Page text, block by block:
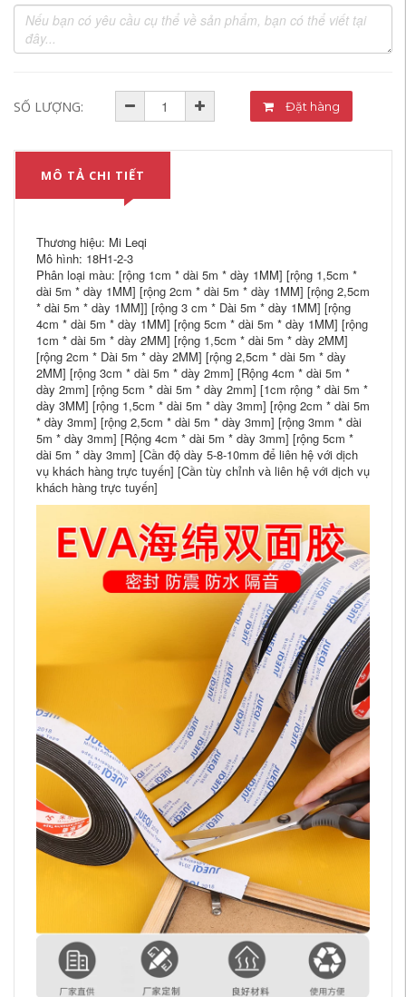
SỐ LƯỢNG: Đặt hàng
MÔ TẢ CHI TIẾT
Thương hiệu: Mi Leqi
Mô hình: 18H1-2-3
Phân loại màu: [rộng 1cm * dài 5m * dày 1MM] [rộng 1,5cm *
dài 5m * dày 1MM] [rộng 2cm * dài 5m * dày 1MM] [rộng 2,5cm
* dài 5m * dày 1MM]] [rộng 3 cm * Dài 5m * dày 1MM] [rộng
4cm * dài 5m * dày 1MM] [rộng 5cm * dài 5m * dày 1MM] [rộng
1cm * dài 5m * dày 2MM] [rộng 1,5cm * dài 5m * dày 2MM]
[rộng 2cm * Dài 5m * dày 2MM] [rộng 2,5cm * dài 5m * dày
2MM] [rộng 3cm * dài 5m * dày 2mm] [Rộng 4cm * dài 5m *
dày 2mm] [rộng 5cm * dài 5m * dày 2mm] [1cm rộng * dài 5m *
dày 3MM] [rộng 1,5cm * dài 5m * dày 3mm] [rộng 2cm * dài 5m
* dày 3mm] [rộng 2,5cm * dài 5m * dày 3mm] [rộng 3mm * dài
5m * dày 3mm] [Rộng 4cm * dài 5m * dày 3mm] [rộng 5cm *
dài 5m * dày 3mm] [Cần độ dày 5-8-10mm để liên hệ với dịch
vụ khách hàng trực tuyến] [Cần tùy chỉnh và liên hệ với dịch vụ
khách hàng trực tuyến]